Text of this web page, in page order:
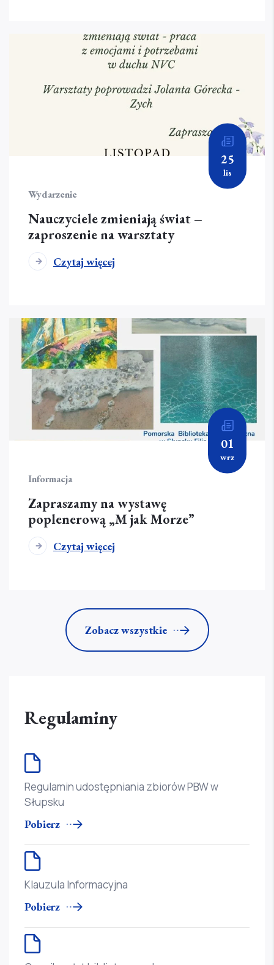
25
lis
Wydarzenie
Nauczyciele zmieniają świat –
zaproszenie na warsztaty
Czytaj więcej
01
wrz
Informacja
Zapraszamy na wystawę
poplenerową „M jak Morze”
Czytaj więcej
Zobacz wszystkie
Regulaminy
Regulamin udostępniania zbiorów PBW w
Słupsku
Pobierz
Klauzula Informacyjna
Pobierz